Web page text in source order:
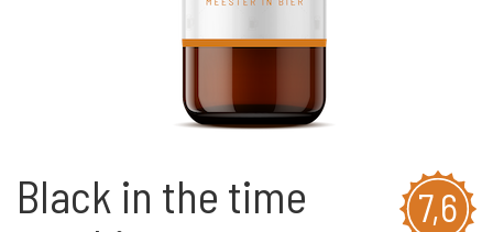
7,6
Black in the time